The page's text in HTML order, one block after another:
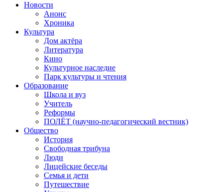
Новости
Анонс
Хроника
Культура
Дом актёра
Литература
Кино
Культурное наследие
Парк культуры и чтения
Образование
Школа и вуз
Учитель
Реформы
ПОЛЁТ (научно-педагогический вестник)
Общество
История
Свободная трибуна
Люди
Лицейские беседы
Семья и дети
Путешествие